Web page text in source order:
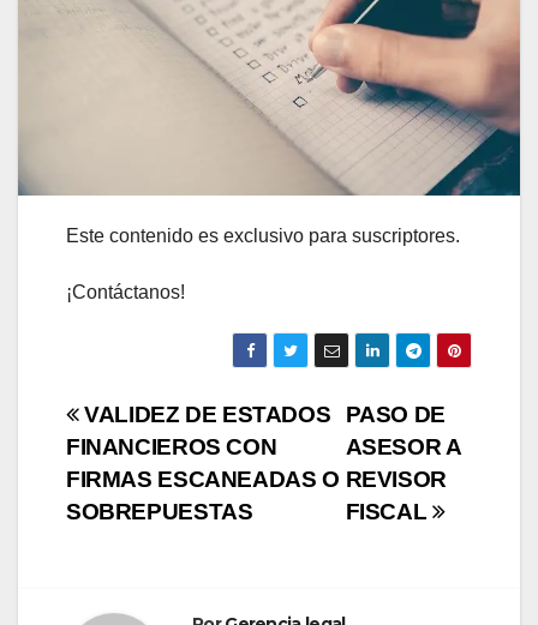
Este contenido es exclusivo para suscriptores.
¡Contáctanos!
Navegación
de
entradas
PASO DE
ASESOR A
REVISOR
FISCAL
VALIDEZ DE ESTADOS
FINANCIEROS CON
FIRMAS ESCANEADAS O
SOBREPUESTAS